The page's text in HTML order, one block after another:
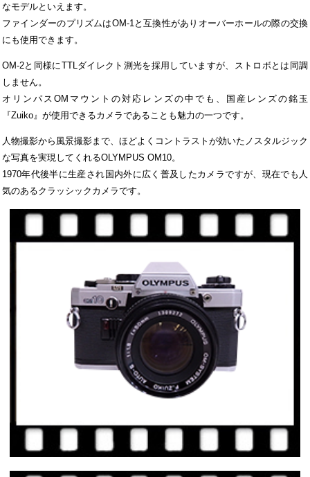
なモデルといえます。
ファインダーのプリズムはOM-1と互換性がありオーバーホールの際の交換
にも使用できます。
OM-2と同様にTTLダイレクト測光を採用していますが、ストロボとは同調
しません。
オリンパスOMマウントの対応レンズの中でも、国産レンズの銘玉
『Zuiko』が使用できるカメラであることも魅力の一つです。
人物撮影から風景撮影まで、ほどよくコントラストが効いたノスタルジック
な写真を実現してくれるOLYMPUS OM10。
1970年代後半に生産され国内外に広く普及したカメラですが、現在でも人
気のあるクラッシックカメラです。